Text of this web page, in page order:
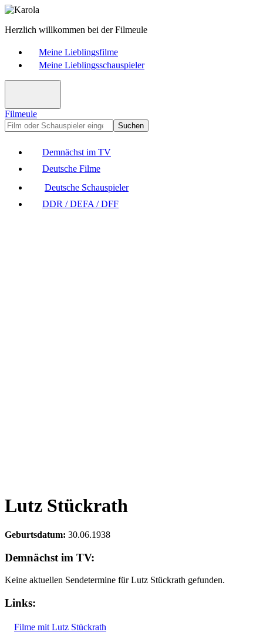
Herzlich willkommen bei der Filmeule
Meine Lieblingsfilme
Meine Lieblingsschauspieler
Filmeule
Suchen
Demnächst im TV
Deutsche Filme
Deutsche Schauspieler
DDR / DEFA / DFF
Lutz Stückrath
Geburtsdatum: 30.06.1938
Demnächst im TV:
Keine aktuellen Sendetermine für Lutz Stückrath gefunden.
Links:
Filme mit Lutz Stückrath